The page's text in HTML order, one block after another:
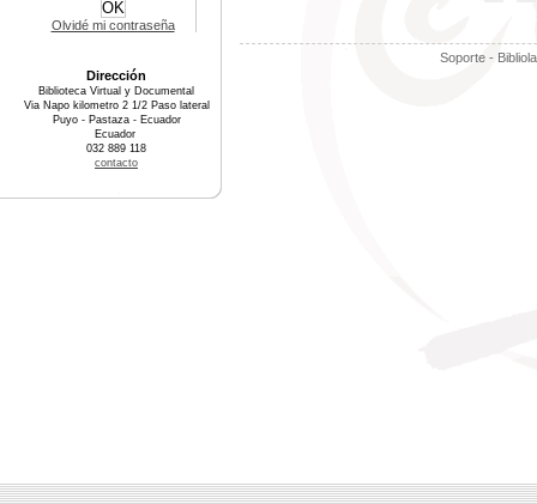
Soporte -
Olvidé mi contraseña
Dirección
Biblioteca Virtual y Documental
Via Napo kilometro 2 1/2 Paso lateral
Puyo - Pastaza - Ecuador
Ecuador
032 889 118
contacto